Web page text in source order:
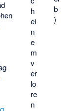
b
)
h
ei
n
e
m
v
er
lo
re
n
,